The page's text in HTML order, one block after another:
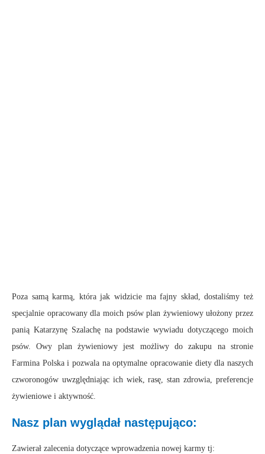
Poza samą karmą, która jak widzicie ma fajny skład, dostaliśmy też
specjalnie opracowany dla moich psów plan żywieniowy ułożony przez
panią Katarzynę Szalachę na podstawie wywiadu dotyczącego moich
psów. Owy plan żywieniowy jest możliwy do zakupu na stronie
Farmina Polska i pozwala na optymalne opracowanie diety dla naszych
czworonogów uwzględniając ich wiek, rasę, stan zdrowia, preferencje
żywieniowe i aktywność.
Nasz plan wyglądał następująco:
Zawierał zalecenia dotyczące wprowadzenia nowej karmy tj: